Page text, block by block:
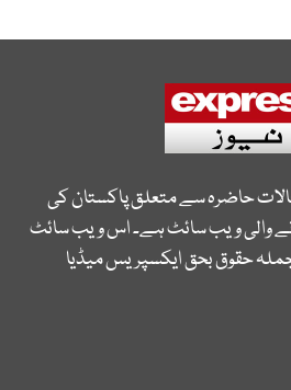
حاضرہ سے متعلق پاکستان کی
والی ویب سائٹ ہے۔ اس ویب سائٹ
حقوق بحق ایکسپریس میڈیا